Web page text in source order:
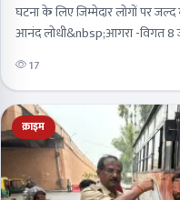
घटना के लिए जिम्मेदार लोगों पर
आनंद लोधी&nbsp;आगरा -विगत 8
निगम…
17
क्राइम